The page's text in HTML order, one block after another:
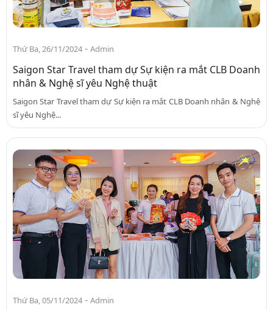
Thứ Ba, 26/11/2024 - Admin
Saigon Star Travel tham dự Sự kiện ra mắt CLB Doanh
nhân & Nghệ sĩ yêu Nghệ thuật
Saigon Star Travel tham dự Sự kiện ra mắt CLB Doanh nhân & Nghệ
sĩ yêu Nghệ...
Thứ Ba, 05/11/2024 - Admin